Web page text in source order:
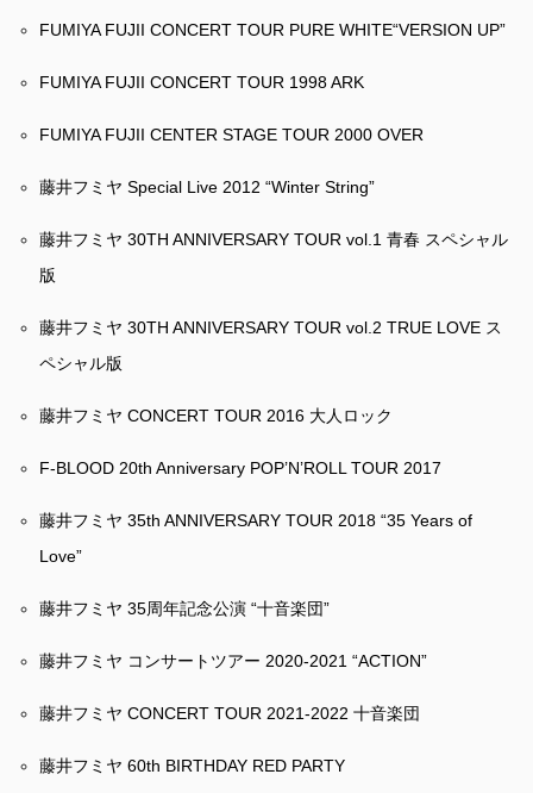
FUMIYA FUJII CONCERT TOUR PURE WHITE“VERSION UP”
FUMIYA FUJII CONCERT TOUR 1998 ARK
FUMIYA FUJII CENTER STAGE TOUR 2000 OVER
藤井フミヤ Special Live 2012 “Winter String”
藤井フミヤ 30TH ANNIVERSARY TOUR vol.1 青春 スペシャル
版
藤井フミヤ 30TH ANNIVERSARY TOUR vol.2 TRUE LOVE ス
ペシャル版
藤井フミヤ CONCERT TOUR 2016 大人ロック
F-BLOOD 20th Anniversary POP’N’ROLL TOUR 2017
藤井フミヤ 35th ANNIVERSARY TOUR 2018 “35 Years of
Love”
藤井フミヤ 35周年記念公演 “十音楽団”
藤井フミヤ コンサートツアー 2020-2021 “ACTION”
藤井フミヤ CONCERT TOUR 2021-2022 十音楽団
藤井フミヤ 60th BIRTHDAY RED PARTY